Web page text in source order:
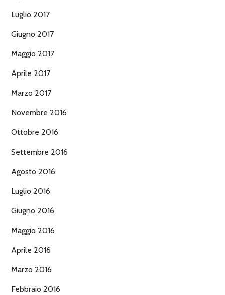
Luglio 2017
Giugno 2017
Maggio 2017
Aprile 2017
Marzo 2017
Novembre 2016
Ottobre 2016
Settembre 2016
Agosto 2016
Luglio 2016
Giugno 2016
Maggio 2016
Aprile 2016
Marzo 2016
Febbraio 2016